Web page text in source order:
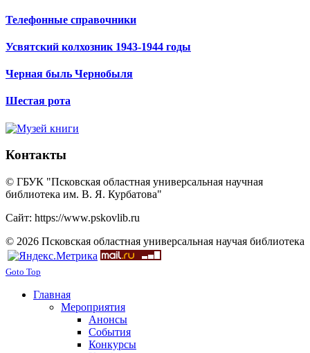
Телефонные справочники
Усвятский колхозник 1943-1944 годы
Черная быль Чернобыля
Шестая рота
Контакты
© ГБУК "Псковская областная универсальная научная
библиотека им. В. Я. Курбатова"
Сайт: https://www.pskovlib.ru
© 2026 Псковская областная универсальная научая библиотека
Goto Top
Главная
Мероприятия
Анонсы
События
Конкурсы